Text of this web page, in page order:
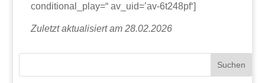
conditional_play=“ av_uid=’av-6t248pf‘]
Zuletzt aktualisiert am 28.02.2026